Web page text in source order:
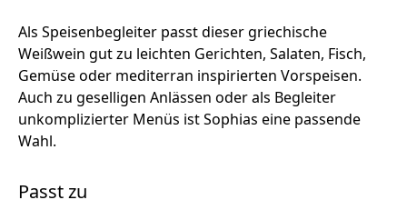
Als Speisenbegleiter passt dieser griechische
Weißwein gut zu leichten Gerichten, Salaten, Fisch,
Gemüse oder mediterran inspirierten Vorspeisen.
Auch zu geselligen Anlässen oder als Begleiter
unkomplizierter Menüs ist Sophias eine passende
Wahl.
Passt zu